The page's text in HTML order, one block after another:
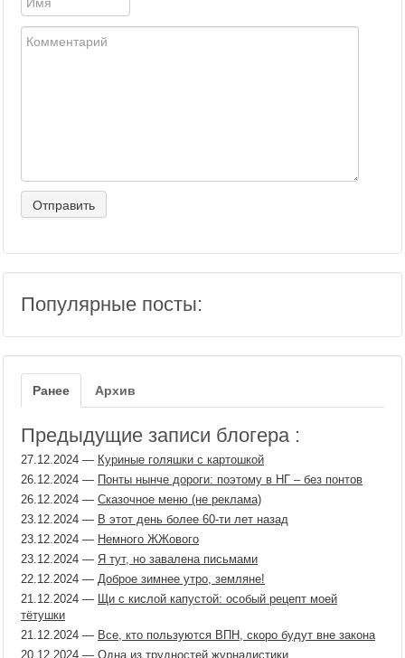
Популярные посты:
Ранее Архив
Предыдущие записи блогера :
27.12.2024 — Куриные голяшки с картошкой
26.12.2024 — Понты нынче дороги: поэтому в НГ – без понтов
26.12.2024 — Сказочное меню (не реклама)
23.12.2024 — В этот день более 60-ти лет назад
23.12.2024 — Немного ЖЖового
23.12.2024 — Я тут, но завалена письмами
22.12.2024 — Доброе зимнее утро, земляне!
21.12.2024 — Щи с кислой капустой: особый рецепт моей
тётушки
21.12.2024 — Все, кто пользуются ВПН, скоро будут вне закона
20.12.2024 — Одна из трудностей журналистики